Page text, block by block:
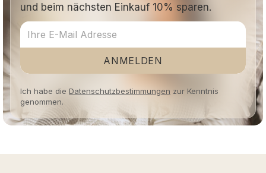
und beim nächsten Einkauf 10% sparen.
ANMELDEN
Ich habe die Datenschutzbestimmungen zur Kenntnis
genommen.